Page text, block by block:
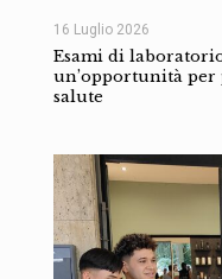
16 Luglio 2026
Esami di
un’opportunità
salute